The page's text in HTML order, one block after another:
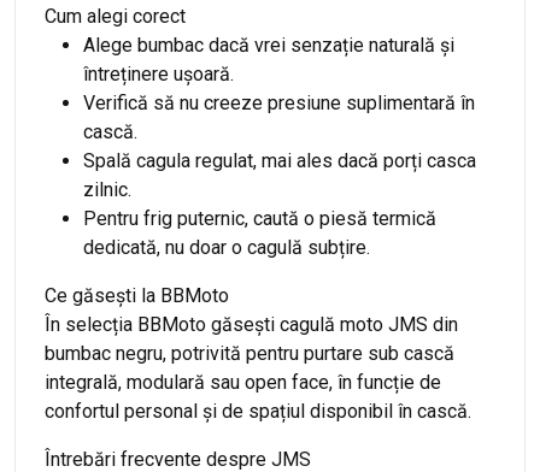
Cum alegi corect
Alege bumbac dacă vrei senzație naturală și
întreținere ușoară.
Verifică să nu creeze presiune suplimentară în
cască.
Spală cagula regulat, mai ales dacă porți casca
zilnic.
Pentru frig puternic, caută o piesă termică
dedicată, nu doar o cagulă subțire.
Ce găsești la BBMoto
În selecția BBMoto găsești cagulă moto JMS din
bumbac negru, potrivită pentru purtare sub cască
integrală, modulară sau open face, în funcție de
confortul personal și de spațiul disponibil în cască.
Întrebări frecvente despre JMS